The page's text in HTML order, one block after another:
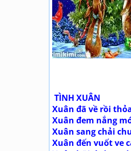
TÌNH XUÂN
Xuân đã về rồi
Xuân đem nắng
Xuân sang chải
Xuân đến vuốt ve